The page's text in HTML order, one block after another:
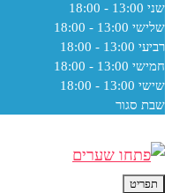
שני 13:00 - 18:00
שלישי 13:00 - 18:00
רביעי 13:00 - 18:00
חמישי 13:00 - 18:00
שישי 13:00 - 18:00
שבת סגור
תפריט